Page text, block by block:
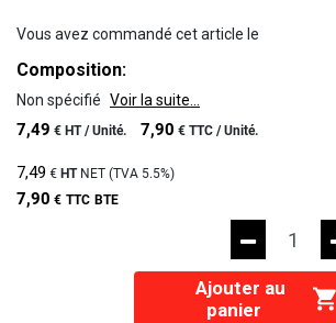
Vous avez commandé cet article le
Composition:
Non spécifié Voir la suite...
7,49 € HT /Unité. 7,90 € TTC /Unité.
7,49 € HTNET (TVA 5.5%)
7,90 € TTC BTE
Ajouter au
panier